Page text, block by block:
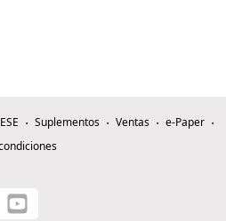
Suplementos Ventas
e-Paper